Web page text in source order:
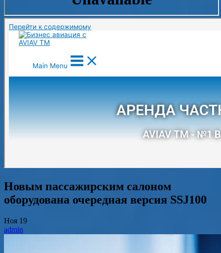
Новым пассажирским салоном
оборудована очередная версия SSJ100
Ноя 19
admin